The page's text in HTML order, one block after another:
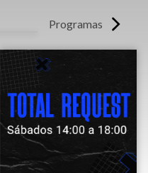
Programas